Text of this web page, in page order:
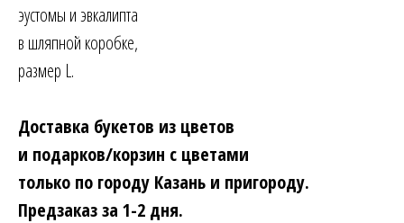
эустомы и эвкалипта
в шляпной коробке,
размер L.
Доставка букетов из цветов
и подарков/корзин с цветами
только по городу Казань и пригороду.
Предзаказ за 1-2 дня.